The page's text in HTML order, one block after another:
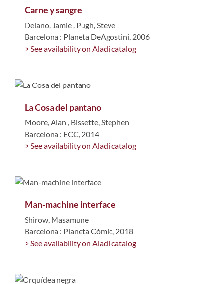
Carne y sangre
Delano, Jamie , Pugh, Steve
Barcelona : Planeta DeAgostini, 2006
> See availability on Aladí catalog
La Cosa del pantano
Moore, Alan , Bissette, Stephen
Barcelona : ECC, 2014
> See availability on Aladí catalog
Man-machine interface
Shirow, Masamune
Barcelona : Planeta Cómic, 2018
> See availability on Aladí catalog